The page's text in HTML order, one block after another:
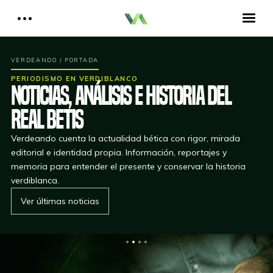
PERIODISMO EN VERDIBLANCO
Noticias, análisis e historia del
Real Betis
Verdeando cuenta la actualidad bética con rigor, mirada
editorial e identidad propia. Información, reportajes y
memoria para entender el presente y conservar la historia
verdiblanca.
Ver últimas noticias
Reportajes del Betis
Crónicas Betis
Análisis Betis
Contactar
Aquí estamos todos
Reproductor
de
vídeo
00:00 01:51
Aitor, un bético en Cataluña